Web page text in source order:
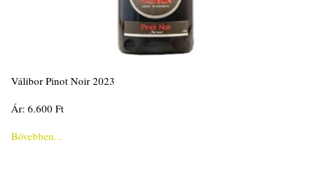
Válibor Pinot Noir 2023
Ár: 6.600 Ft
Bővebben...